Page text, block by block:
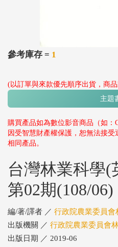
參考庫存 = 1
(以訂單與來款優先順序出貨，商
主題
購買產品如為數位影音商品（如：
因受智慧財產權保護，恕無法接
相同產品。
台灣林業科學(
第02期(108/06)
編/著/譯者 ／ 行政院農業委員會
出版機關 ／ 行政院農業委員會
出版日期 ／ 2019-06